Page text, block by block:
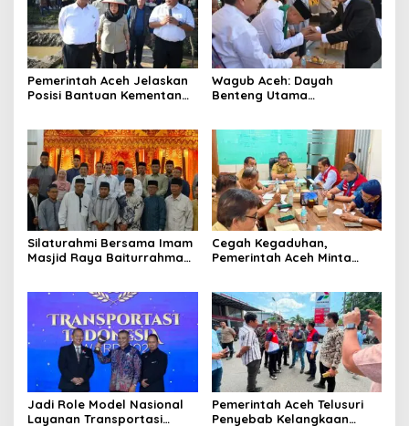
Pemerintah Aceh Jelaskan
Posisi Bantuan Kementan
‎Wagub Aceh: Dayah
Benteng Utama
‎Silaturahmi Bersama Imam
Masjid Raya Baiturrahman,
Cegah Kegaduhan,
Pemerintah Aceh Minta
Jadi Role Model Nasional
Layanan Transportasi
Pemerintah Aceh Telusuri
Penyebab Kelangkaan